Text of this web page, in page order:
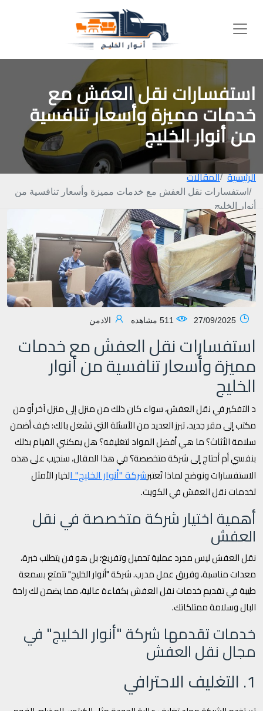
استفسارات نقل العفش مع
خدمات مميزة وأسعار تنافسية
من أنوار الخليج
الرئيسية المقالات
استفسارات نقل العفش مع خدمات مميزة وأسعار تنافسية من
أنوار الخليج
الادمن
استفسارات نقل العفش مع خدمات
مميزة وأسعار تنافسية من أنوار
الخليج
د التفكير في نقل العفش، سواء كان ذلك من منزل إلى منزل آخر أو من
مكتب إلى مقر جديد، تبرز العديد من الأسئلة التي تشغل بالك: كيف أضمن
سلامة الأثاث؟ ما هي أفضل المواد لتغليفه؟ هل يمكنني القيام بذلك
بنفسي أم أحتاج إلى شركة متخصصة؟ في هذا المقال، سنجيب على هذه
الاستفسارات ونوضح لماذا تُعتبرشركة "أنوار الخليج" الخيار الأمثل
لخدمات نقل العفش في الكويت.
أهمية اختيار شركة متخصصة في نقل
العفش
نقل العفش ليس مجرد عملية تحميل وتفريغ؛ بل هو فن يتطلب خبرة،
معدات مناسبة، وفريق عمل مدرب. شركة "أنوار الخليج" تتمتع بسمعة
طيبة في تقديم خدمات نقل العفش بكفاءة عالية، مما يضمن لك راحة
البال وسلامة ممتلكاتك.
خدمات تقدمها شركة "أنوار الخليج" في
مجال نقل العفش
1. التغليف الاحترافي